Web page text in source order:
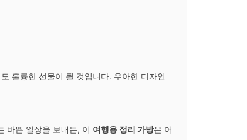
훌륭한 선물이 될 것입니다. 우아한 디자인
바쁜 일상을 보내든, 이 여행용 정리 가방은 어